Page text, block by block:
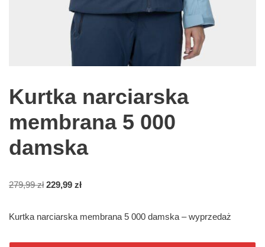
Kurtka narciarska
membrana 5 000
damska
279,99zł 229,99 zł
Kurtka narciarska membrana 5 000 damska – wyprzedaż